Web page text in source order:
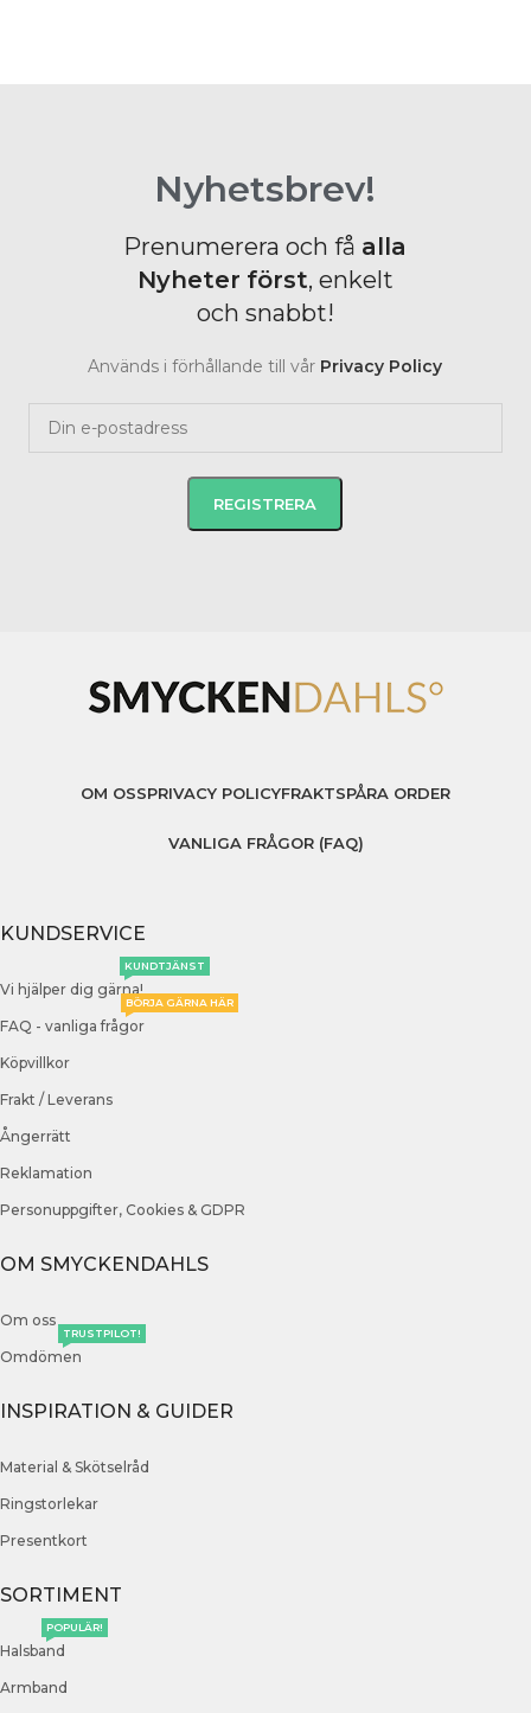
Nyhetsbrev!
Prenumerera och få alla
Nyheter först, enkelt
och snabbt!
Används i förhållande till vår Privacy Policy
OM OSSPRIVACY POLICYFRAKTSPÅRA ORDER
VANLIGA FRÅGOR (FAQ)
KUNDSERVICE
Vi hjälper dig gärna!
KUNDTJÄNST
FAQ - vanliga frågor
BÖRJA GÄRNA HÄR
Köpvillkor
Frakt / Leverans
Ångerrätt
Reklamation
Personuppgifter, Cookies & GDPR
OM SMYCKENDAHLS
Om oss
Omdömen
TRUSTPILOT!
INSPIRATION & GUIDER
Material & Skötselråd
Ringstorlekar
Presentkort
SORTIMENT
Halsband
POPULÄR!
Armband